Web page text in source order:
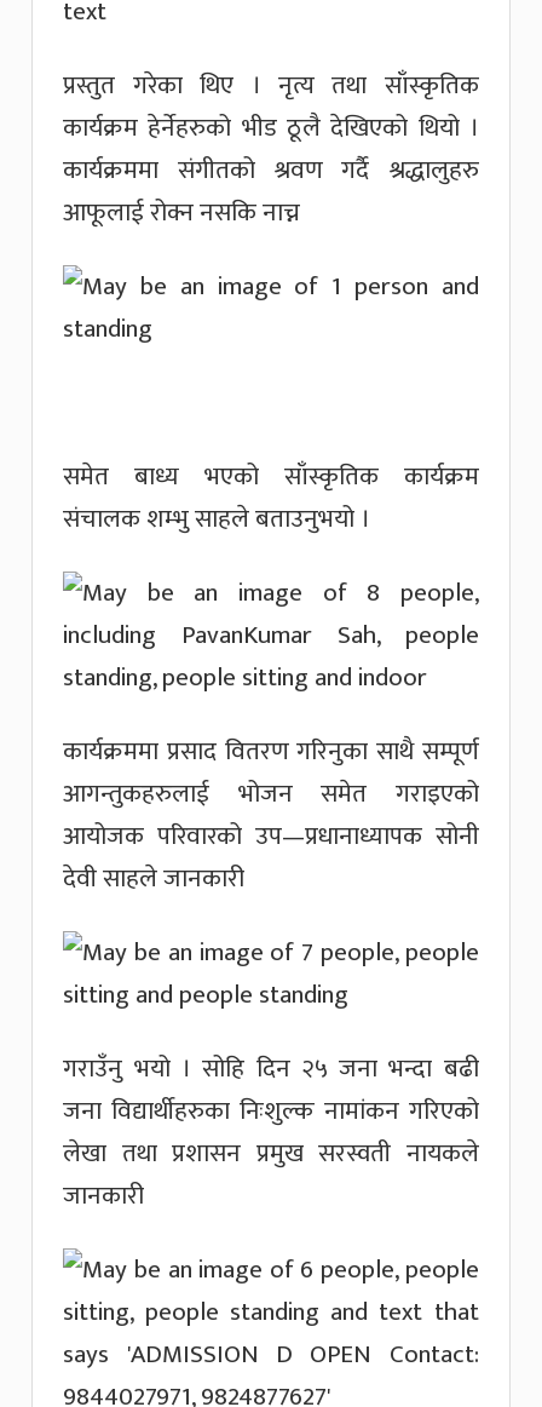
प्रस्तुत गरेका थिए । नृत्य तथा साँस्कृतिक
कार्यक्रम हेर्नेहरुको भीड ठूलै देखिएको थियो ।
कार्यक्रममा संगीतको श्रवण गर्दै श्रद्धालुहरु
आफूलाई रोक्न नसकि नाच्न
समेत बाध्य भएको साँस्कृतिक कार्यक्रम
संचालक शम्भु साहले बताउनुभयो ।
कार्यक्रममा प्रसाद वितरण गरिनुका साथै सम्पूर्ण
आगन्तुकहरुलाई भोजन समेत गराइएको
आयोजक परिवारको उप—प्रधानाध्यापक सोनी
देवी साहले जानकारी
गराउँनु भयो । सोहि दिन २५ जना भन्दा बढी
जना विद्यार्थीहरुका निःशुल्क नामांकन गरिएको
लेखा तथा प्रशासन प्रमुख सरस्वती नायकले
जानकारी